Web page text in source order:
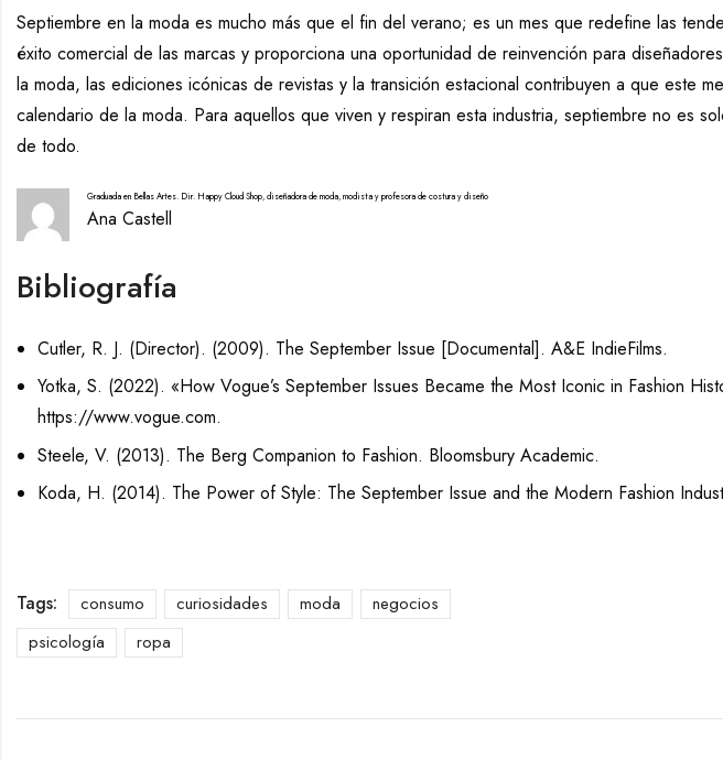
Septiembre en la moda es mucho más que el fin del verano; es un mes que redefine las
éxito comercial de las marcas y proporciona una oportunidad de reinvención para
la moda, las ediciones icónicas de revistas y la transición estacional contribuyen a que este
calendario de la moda. Para aquellos que viven y respiran esta industria, septiembre no es
de todo.
Graduada en Bellas Artes. Dir. Happy Cloud Shop, diseñadora de moda, modista y profesora de costura y diseño
Ana Castell
Bibliografía
Cutler, R. J. (Director). (2009). The September Issue [Documental]. A&E IndieFilms.
Yotka, S. (2022). «How Vogue’s September Issues Became the Most Iconic in Fashion
https://www.vogue.com.
Steele, V. (2013). The Berg Companion to Fashion. Bloomsbury Academic.
Koda, H. (2014). The Power of Style: The September Issue and the Modern Fashion
Tags: consumo curiosidades moda
negocios
psicología
ropa